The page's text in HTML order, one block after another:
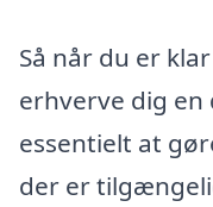
Så når du er
erhverve dig
essentielt at
der er